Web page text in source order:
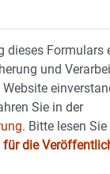
dieses Formulars
und
Sie in der
Bitte lesen
für die